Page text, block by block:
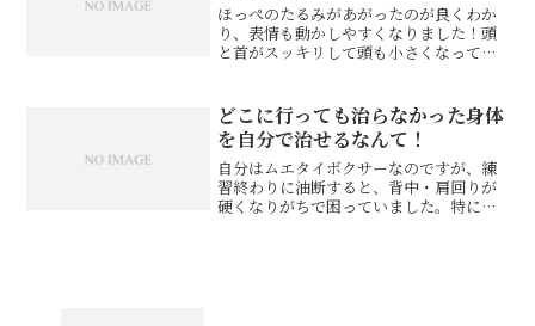
ほっぺのたるみがあがったのが良くわか
り、表情も動かしやすくなりました！頭
と首がスッキリして頭も小さくなってい
っとしていたのが、意識がハッキリする
感じがわかりました。湯田...
どこに行っても治らなかった身体
を自分で治せるなんて！
自分はムエタイボクサーなのですが、練
習終わりに油断すると、背中・肩回りが
硬くなりがちで困っていました。特に、